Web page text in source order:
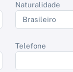
Naturalidade
Telefone